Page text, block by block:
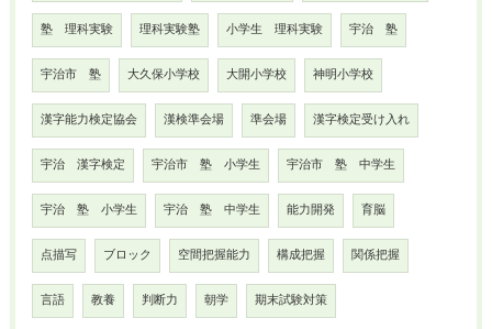
塾 理科実験 理科実験塾 小学生 理科実験 宇治 塾
宇治市 塾 大久保小学校 大開小学校 神明小学校
漢字能力検定協会 漢検準会場 準会場 漢字検定受け入れ
宇治 漢字検定 宇治市 塾 小学生 宇治市 塾 中学生
宇治 塾 小学生 宇治 塾 中学生 能力開発 育脳
点描写 ブロック 空間把握能力 構成把握 関係把握
言語 教養 判断力 朝学 期末試験対策